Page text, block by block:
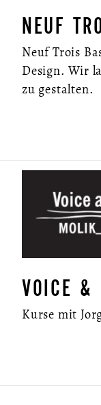
NEUF
Neuf Trois
Design. Wir
zu gestalten.
VOICE &
Kurse mit